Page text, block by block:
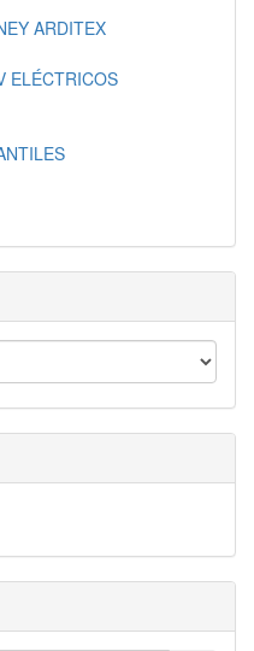
ARDITEX
ELÉCTRICOS